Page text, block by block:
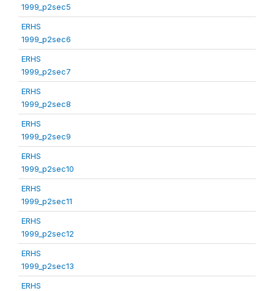
1999_p2sec5
ERHS
1999_p2sec6
ERHS
1999_p2sec7
ERHS
1999_p2sec8
ERHS
1999_p2sec9
ERHS
1999_p2sec10
ERHS
1999_p2sec11
ERHS
1999_p2sec12
ERHS
1999_p2sec13
ERHS